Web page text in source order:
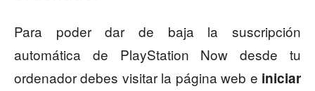
Para poder dar de baja la suscripción
automática de PlayStation Now desde tu
ordenador debes visitar la página web e iniciar